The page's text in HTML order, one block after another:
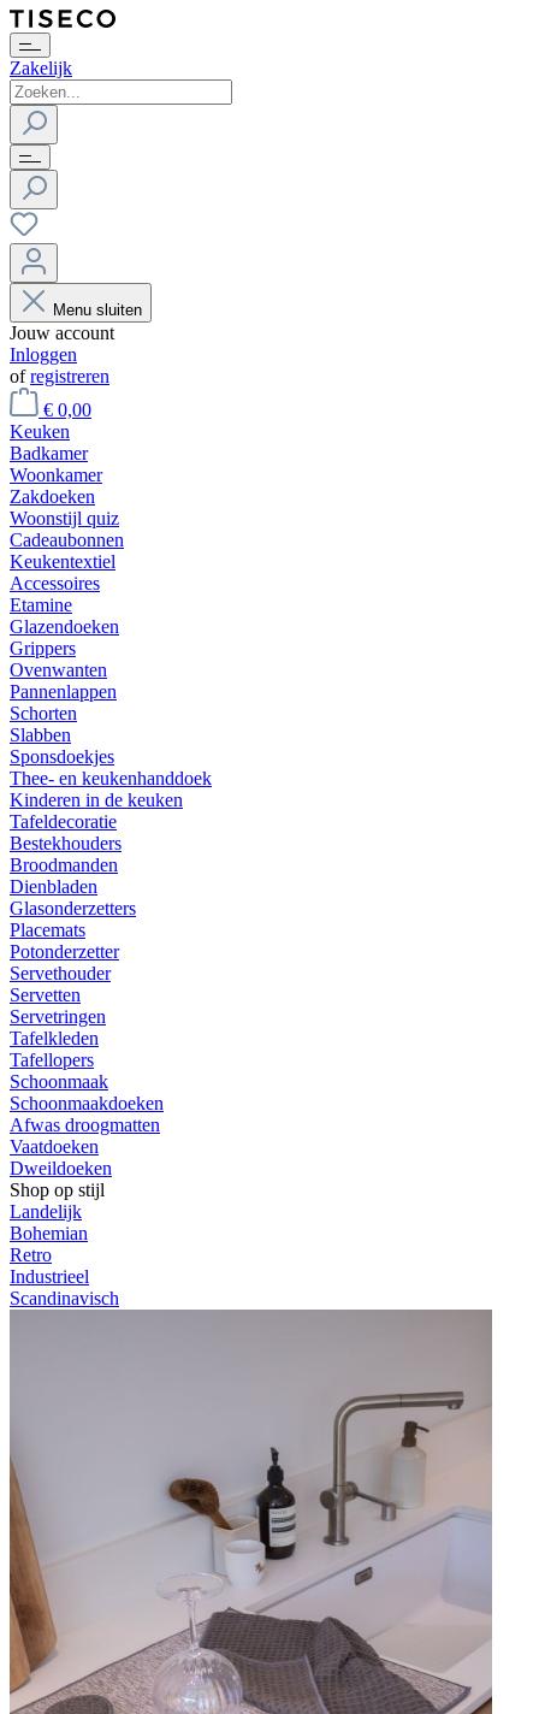
Zakelijk
Menu sluiten
Jouw account
Inloggen
ofregistreren
€ 0,00
Keuken
Badkamer
Woonkamer
Zakdoeken
Woonstijl quiz
Cadeaubonnen
Keukentextiel
Accessoires
Etamine
Glazendoeken
Grippers
Ovenwanten
Pannenlappen
Schorten
Slabben
Sponsdoekjes
Thee- en keukenhanddoek
Kinderen in de keuken
Tafeldecoratie
Bestekhouders
Broodmanden
Dienbladen
Glasonderzetters
Placemats
Potonderzetter
Servethouder
Servetten
Servetringen
Tafelkleden
Tafellopers
Schoonmaak
Schoonmaakdoeken
Afwas droogmatten
Vaatdoeken
Dweildoeken
Shop op stijl
Landelijk
Bohemian
Retro
Industrieel
Scandinavisch